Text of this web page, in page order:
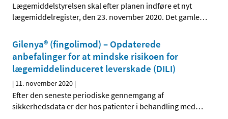
Lægemiddelstyrelsen skal efter planen indføre et nyt
lægemiddelregister, den 23. november 2020. Det gamle…
Gilenya® (fingolimod) – Opdaterede
anbefalinger for at mindske risikoen for
lægemiddelinduceret leverskade (DILI)
| 11. november 2020 |
Efter den seneste periodiske gennemgang af
sikkerhedsdata er der hos patienter i behandling med…